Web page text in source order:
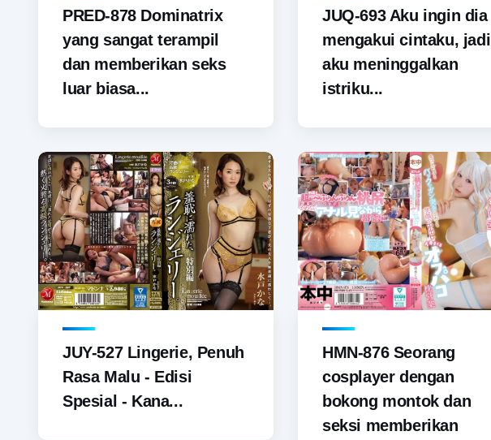
PRED-878 Dominatrix
yang sangat terampil
dan memberikan seks
luar biasa...
JUQ-693 Aku ingin dia
mengakui cintaku, jadi
aku meninggalkan
istriku...
JUY-527 Lingerie, Penuh
Rasa Malu - Edisi
Spesial - Kana...
HMN-876 Seorang
cosplayer dengan
bokong montok dan
seksi memberikan